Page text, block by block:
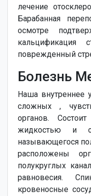
лечение
Барабанная
осмотре
кальцификация
поврежденный
Болезнь
Наша внутреннее
сложных ,
органов.
жидкостью и
называющегося
расположены
полукруглых
равновесия.
кровеносные